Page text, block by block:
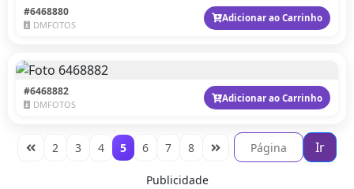
#6468880
DMFOTOS
Adicionar ao Carrinho
#6468882
DMFOTOS
Adicionar ao Carrinho
2 3 4 5 6 7 8 Ir
Publicidade